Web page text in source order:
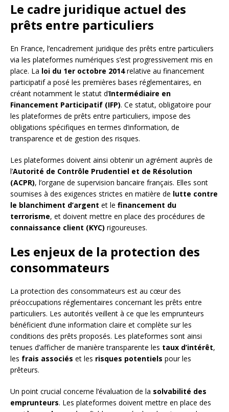
Le cadre juridique actuel des
prêts entre particuliers
En France, l’encadrement juridique des prêts entre particuliers
via les plateformes numériques s’est progressivement mis en
place. La loi du 1er octobre 2014relative au financement
participatif a posé les premières bases réglementaires, en
créant notamment le statut d’Intermédiaire en
Financement Participatif (IFP). Ce statut, obligatoire pour
les plateformes de prêts entre particuliers, impose des
obligations spécifiques en termes d’information, de
transparence et de gestion des risques.
Les plateformes doivent ainsi obtenir un agrément auprès de
l’Autorité de Contrôle Prudentiel et de Résolution
(ACPR), l’organe de supervision bancaire français. Elles sont
soumises à des exigences strictes en matière de lutte contre
le blanchiment d’argent et le financement du
terrorisme, et doivent mettre en place des procédures de
connaissance client (KYC) rigoureuses.
Les enjeux de la protection des
consommateurs
La protection des consommateurs est au cœur des
préoccupations réglementaires concernant les prêts entre
particuliers. Les autorités veillent à ce que les emprunteurs
bénéficient d’une information claire et complète sur les
conditions des prêts proposés. Les plateformes sont ainsi
tenues d’afficher de manière transparente les taux d’intérêt,
les frais associés et les risques potentiels pour les
prêteurs.
Un point crucial concerne l’évaluation de la solvabilité des
emprunteurs. Les plateformes doivent mettre en place des